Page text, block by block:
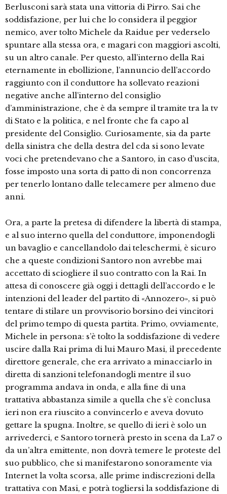
Berlusconi sarà stata una vittoria di Pirro. Sai che
soddisfazione, per lui che lo considera il peggior
nemico, aver tolto Michele da Raidue per vederselo
spuntare alla stessa ora, e magari con maggiori ascolti,
su un altro canale. Per questo, all’interno della Rai
eternamente in ebollizione, l’annuncio dell’accordo
raggiunto con il conduttore ha sollevato reazioni
negative anche all’interno del consiglio
d’amministrazione, che è da sempre il tramite tra la tv
di Stato e la politica, e nel fronte che fa capo al
presidente del Consiglio. Curiosamente, sia da parte
della sinistra che della destra del cda si sono levate
voci che pretendevano che a Santoro, in caso d’uscita,
fosse imposto una sorta di patto di non concorrenza
per tenerlo lontano dalle telecamere per almeno due
anni.
Ora, a parte la pretesa di difendere la libertà di stampa,
e al suo interno quella del conduttore, imponendogli
un bavaglio e cancellandolo dai teleschermi, è sicuro
che a queste condizioni Santoro non avrebbe mai
accettato di sciogliere il suo contratto con la Rai. In
attesa di conoscere già oggi i dettagli dell’accordo e le
intenzioni del leader del partito di «Annozero», si può
tentare di stilare un provvisorio borsino dei vincitori
del primo tempo di questa partita. Primo, ovviamente,
Michele in persona: s’è tolto la soddisfazione di vedere
uscire dalla Rai prima di lui Mauro Masi, il precedente
direttore generale, che era arrivato a minacciarlo in
diretta di sanzioni telefonandogli mentre il suo
programma andava in onda, e alla fine di una
trattativa abbastanza simile a quella che s’è conclusa
ieri non era riuscito a convincerlo e aveva dovuto
gettare la spugna. Inoltre, se quello di ieri è solo un
arrivederci, e Santoro tornerà presto in scena da La7 o
da un’altra emittente, non dovrà temere le proteste del
suo pubblico, che si manifestarono sonoramente via
Internet la volta scorsa, alle prime indiscrezioni della
trattativa con Masi, e potrà togliersi la soddisfazione di